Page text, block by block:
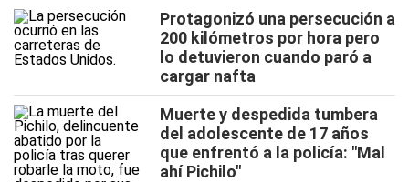
Protagonizó una persecución a
200 kilómetros por hora pero
lo detuvieron cuando paró a
cargar nafta
Muerte y despedida tumbera
del adolescente de 17 años
que enfrentó a la policía: "Mal
ahí Pichilo"